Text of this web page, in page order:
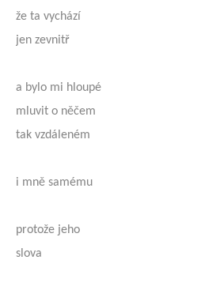
že ta vychází
jen zevnitř
a bylo mi hloupé
mluvit o něčem
tak vzdáleném
i mně samému
protože jeho
slova